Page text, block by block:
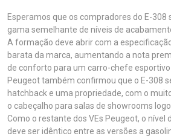
Esperamos que os compradores do E-308
gama semelhante de níveis de
A formação deve abrir com a
barata da marca, aumentando a nota
de conforto para um carro-chefe esportivo
Peugeot também confirmou que o E-308
hatchback e uma propriedade, com o
o cabeçalho para salas de showrooms
Como o restante dos VEs Peugeot, o nível
deve ser idêntico entre as versões a